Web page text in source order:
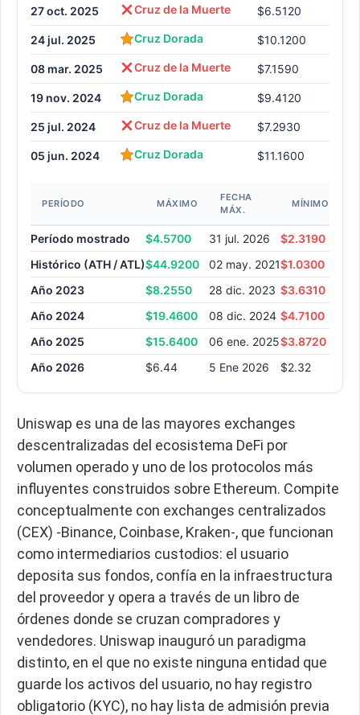
27 oct. 2025 Cruz de la Muerte $6.5120
24 jul. 2025 Cruz Dorada $10.1200
08 mar. 2025 Cruz de la Muerte $7.1590
19 nov. 2024 Cruz Dorada $9.4120
25 jul. 2024 Cruz de la Muerte $7.2930
05 jun. 2024 Cruz Dorada $11.1600
PERÍODO MÁXIMO
FECHA
MÁX.
MÍNIMO
Período mostrado $4.5700 31 jul. 2026 $2.3190
Histórico (ATH / ATL)$44.9200 02 may. 2021$1.0300
Año 2023
$8.2550 28 dic. 2023 $3.6310
Año 2024
$19.4600 08 dic. 2024 $4.7100
Año 2025
$15.6400 06 ene. 2025$3.8720
Año 2026
$6.44 5 Ene 2026 $2.32
Uniswap es una de las mayores exchanges
descentralizadas del ecosistema DeFi por
volumen operado y uno de los protocolos más
influyentes construidos sobre Ethereum. Compite
conceptualmente con exchanges centralizados
(CEX) -Binance, Coinbase, Kraken-, que funcionan
como intermediarios custodios: el usuario
deposita sus fondos, confía en la infraestructura
del proveedor y opera a través de un libro de
órdenes donde se cruzan compradores y
vendedores. Uniswap inauguró un paradigma
distinto, en el que no existe ninguna entidad que
guarde los activos del usuario, no hay registro
obligatorio (KYC), no hay lista de admisión previa